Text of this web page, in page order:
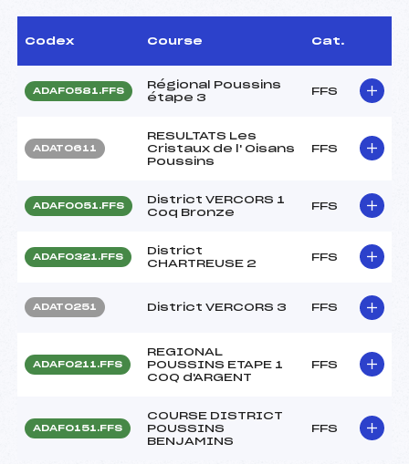
Codex Course Cat.
ADAF0581.FFS
Régional Poussins
étape 3
FFS
ADAT0611
RESULTATS Les
Cristaux de l' Oisans
Poussins
FFS
ADAF0051.FFS
District VERCORS 1
Coq Bronze
FFS
ADAF0321.FFS
District
CHARTREUSE 2
FFS
ADAT0251 District VERCORS 3 FFS
ADAF0211.FFS
REGIONAL
POUSSINS ETAPE 1
COQ d'ARGENT
FFS
ADAF0151.FFS
COURSE DISTRICT
POUSSINS
BENJAMINS
FFS